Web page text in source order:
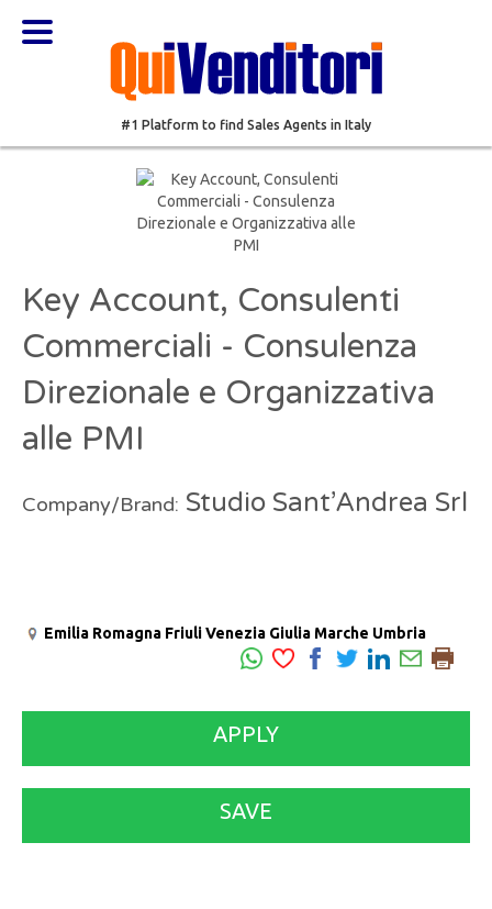
#1 Platform to find Sales Agents in Italy
Key Account, Consulenti
Commerciali - Consulenza
Direzionale e Organizzativa
alle PMI
Company/Brand: Studio Sant’Andrea Srl
Emilia Romagna Friuli Venezia Giulia Marche Umbria
APPLY
SAVE